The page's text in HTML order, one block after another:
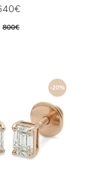
800€
-20%